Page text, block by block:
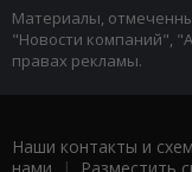
Материалы,
"Новости компаний",
правах рекламы.
Наши контакты и
нами | Разместить